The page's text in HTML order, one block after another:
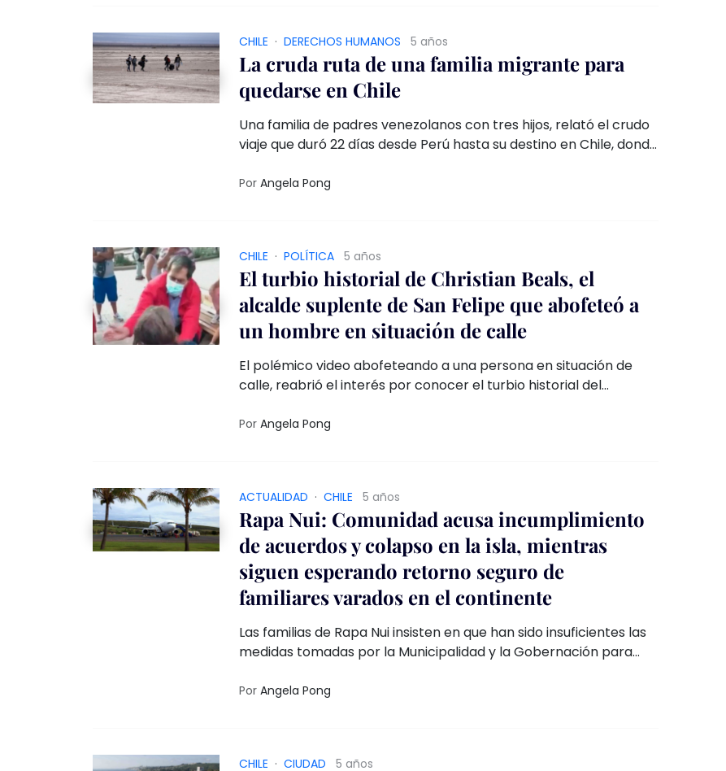
CHILE · DERECHOS HUMANOS 5 años
La cruda ruta de una familia migrante para
quedarse en Chile
Una familia de padres venezolanos con tres hijos, relató el crudo
viaje que duró 22 días desde Perú hasta su destino en Chile, donde
Por Angela Pong
CHILE · POLÍTICA 5 años
El turbio historial de Christian Beals, el
alcalde suplente de San Felipe que abofeteó a
un hombre en situación de calle
El polémico video abofeteando a una persona en situación de
calle, reabrió el interés por conocer el turbio historial del
arraigo nacional por haber sido formalizado por cuasidelito de
Por Angela Pong
ACTUALIDAD · CHILE 5 años
Rapa Nui: Comunidad acusa incumplimiento
de acuerdos y colapso en la isla, mientras
siguen esperando retorno seguro de
familiares varados en el continente
Las familias de Rapa Nui insisten en que han sido insuficientes las
medidas tomadas por la Municipalidad y la Gobernación para
mientras se prioriza la entrada de turistas a la isla en plena
Por Angela Pong
CHILE · CIUDAD 5 años